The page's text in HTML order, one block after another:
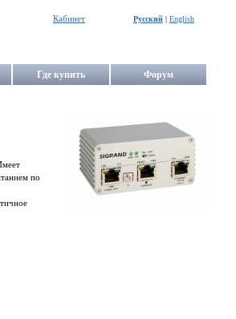
Кабинет Русский | English
Где купить Форум
по